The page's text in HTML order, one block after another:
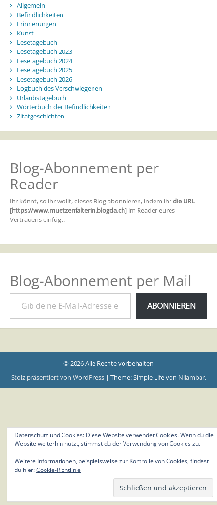
Allgemein
Befindlichkeiten
Erinnerungen
Kunst
Lesetagebuch
Lesetagebuch 2023
Lesetagebuch 2024
Lesetagebuch 2025
Lesetagebuch 2026
Logbuch des Verschwiegenen
Urlaubstagebuch
Wörterbuch der Befindlichkeiten
Zitatgeschichten
Blog-Abonnement per
Reader
Ihr könnt, so ihr wollt, dieses Blog abonnieren, indem ihrdie URL
[https://www.muetzenfalterin.blogda.ch] im Reader eures
Vertrauens einfügt.
Blog-Abonnement per Mail
Gib deine E-Mail-Adresse ein ...
ABONNIEREN
© 2026 Alle Rechte vorbehalten
Stolz präsentiert von WordPress | Theme: Simple Life von Nilambar.
Datenschutz und Cookies: Diese Website verwendet Cookies. Wenn du die
Website weiterhin nutzt, stimmst du der Verwendung von Cookies zu.
Weitere Informationen, beispielsweise zur Kontrolle von Cookies, findest
du hier:Cookie-Richtlinie